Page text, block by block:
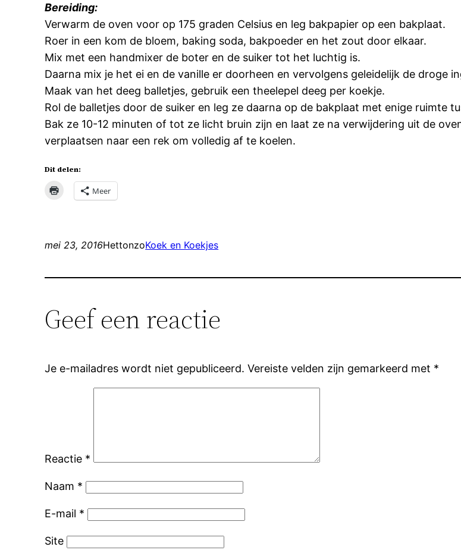
Bereiding:
Verwarm de oven voor op 175 graden Celsius en leg bakpapier op een bakplaat.
Roer in een kom de bloem, baking soda, bakpoeder en het zout door elkaar.
Mix met een handmixer de boter en de suiker tot het luchtig is.
Daarna mix je het ei en de vanille er doorheen en vervolgens geleidelijk de droge
Maak van het deeg balletjes, gebruik een theelepel deeg per koekje.
Rol de balletjes door de suiker en leg ze daarna op de bakplaat met enige ruimte
Bak ze 10-12 minuten of tot ze licht bruin zijn en laat ze na verwijdering uit de
verplaatsen naar een rek om volledig af te koelen.
Dit delen:
Meer
mei 23, 2016HettonzoKoek en Koekjes
Geef een reactie
Je e-mailadres wordt niet gepubliceerd. Vereiste velden zijn gemarkeerd met *
Reactie *
Naam *
E-mail *
Site